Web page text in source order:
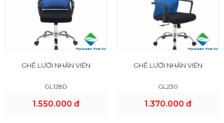
GHẾ LƯỚI NHÂN VIÊN
GL128D
1.550.000 đ
GHẾ LƯỚI NHÂN VIÊN
GL230
1.370.000 đ